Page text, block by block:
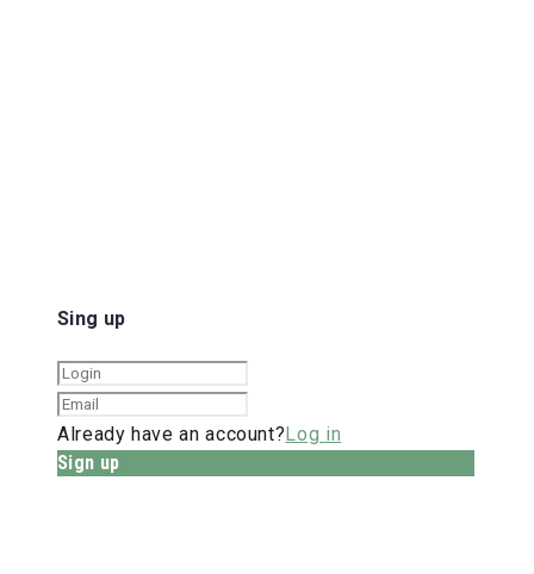
Sing up
Already have an account?Log in
Sign up